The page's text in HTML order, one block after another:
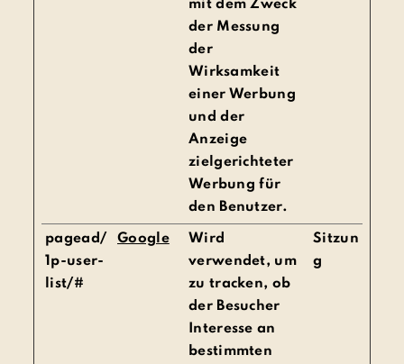
mit dem Zweck
der Messung
der
Wirksamkeit
einer Werbung
und der
Anzeige
zielgerichteter
Werbung für
den Benutzer.
pagead/
1p-user-
list/#
Google
Wird
verwendet, um
zu tracken, ob
der Besucher
Interesse an
bestimmten
Sitzun
g